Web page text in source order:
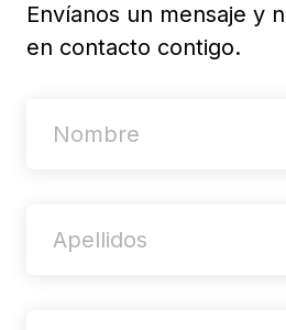
Envíanos un mensaje y
en contacto contigo.